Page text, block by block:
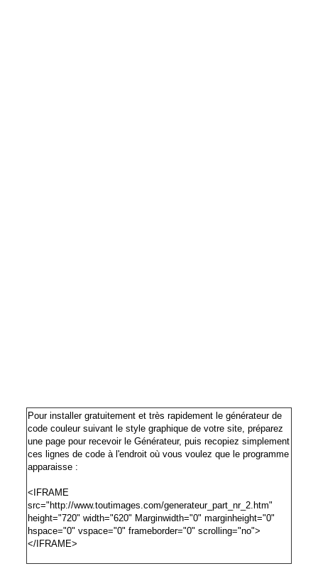
Pour installer gratuitement et très rapidement le générateur de
code couleur suivant le style graphique de votre site, préparez
une page pour recevoir le Générateur, puis recopiez simplement
ces lignes de code à l'endroit où vous voulez que le programme
apparaisse :
<IFRAME
src="http://www.toutimages.com/generateur_part_nr_2.htm"
height="720" width="620" Marginwidth="0" marginheight="0"
hspace="0" vspace="0" frameborder="0" scrolling="no">
</IFRAME>